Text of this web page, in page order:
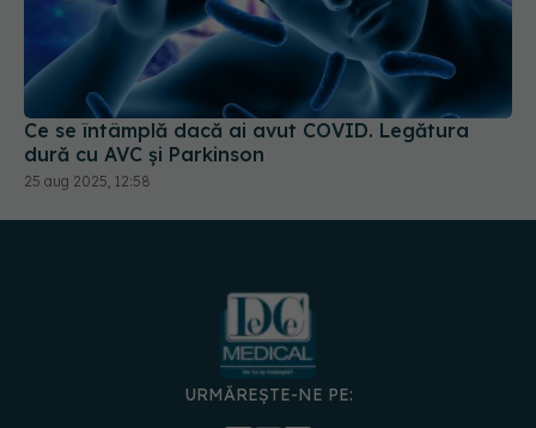
Ce se întâmplă dacă ai avut COVID. Legătura
dură cu AVC și Parkinson
25 aug 2025, 12:58
URMĂREȘTE-NE PE: